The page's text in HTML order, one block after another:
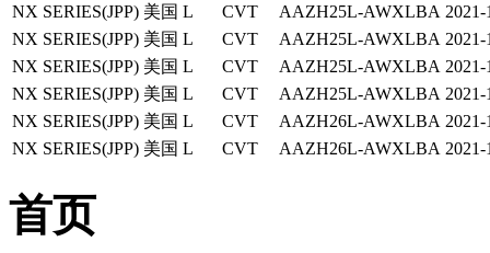
NX SERIES(JPP) 美国 L CVT AAZH25L-AWXLBA 2021-
NX SERIES(JPP) 美国 L CVT AAZH25L-AWXLBA 2021-
NX SERIES(JPP) 美国 L CVT AAZH25L-AWXLBA 2021-
NX SERIES(JPP) 美国 L CVT AAZH25L-AWXLBA 2021-
NX SERIES(JPP) 美国 L CVT AAZH26L-AWXLBA 2021-
NX SERIES(JPP) 美国 L CVT AAZH26L-AWXLBA 2021-
首页